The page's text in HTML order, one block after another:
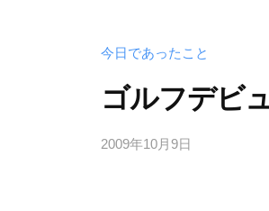
純
孝
公
純
式
今日であったこと
ゴルフデビ
2009年10月9日
式
イ